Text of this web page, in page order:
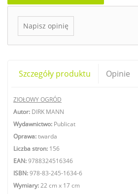
Napisz opinię
Szczegóły produktu Opinie
ZIOŁOWY OGRÓD
Autor: DIRK MANN
Wydawnictwo: Publicat
Oprawa:twarda
Liczba stron: 156
EAN:9788324516346
ISBN:978-83-245-1634-6
Wymiary:22cm x 17 cm